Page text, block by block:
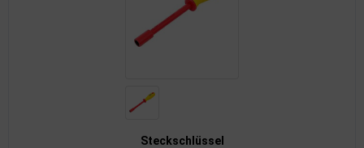
Steckschlüssel